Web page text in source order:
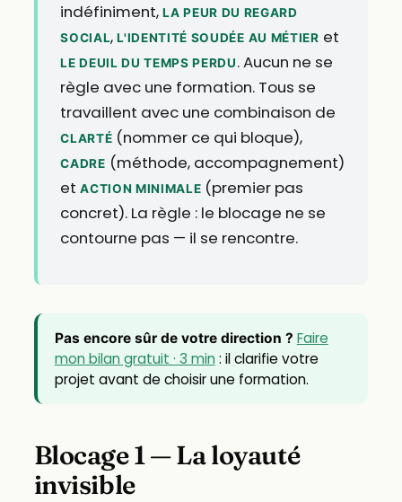
indéfiniment,LA PEUR DU REGARD
SOCIAL,L'IDENTITÉ SOUDÉE AU MÉTIER et
LE DEUIL DU TEMPS PERDU. Aucun ne se
règle avec une formation. Tous se
travaillent avec une combinaison de
CLARTÉ (nommer ce qui bloque),
CADRE (méthode, accompagnement)
etACTION MINIMALE (premier pas
concret). La règle : le blocage ne se
contourne pas — il se rencontre.
Pas encore sûr de votre direction ? Faire
mon bilan gratuit · 3 min: il clarifie votre
projet avant de choisir une formation.
Blocage 1 — La loyauté
invisible